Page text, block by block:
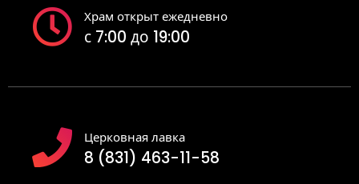
Храм открыт ежедневно
с 7:00 до 19:00
Церковная лавка
8 (831) 463-11-58